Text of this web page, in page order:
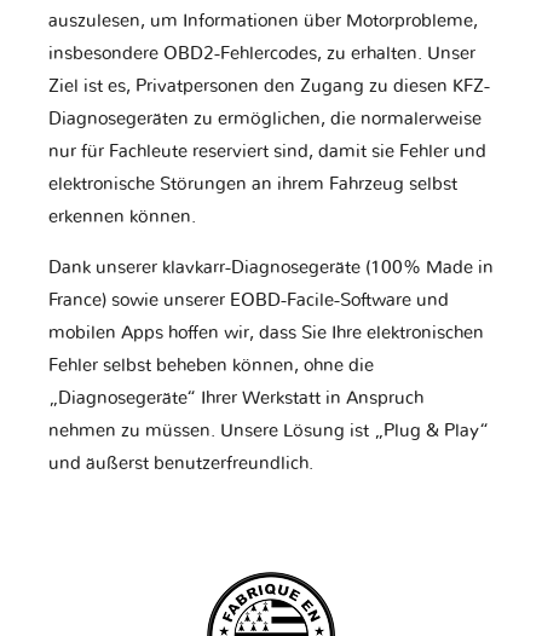
auszulesen, um Informationen über Motorprobleme,
insbesondere OBD2-Fehlercodes, zu erhalten. Unser
Ziel ist es, Privatpersonen den Zugang zu diesen KFZ-
Diagnosegeräten zu ermöglichen, die normalerweise
nur für Fachleute reserviert sind, damit sie Fehler und
elektronische Störungen an ihrem Fahrzeug selbst
erkennen können.
Dank unserer klavkarr-Diagnosegeräte (100% Made in
France) sowie unserer EOBD-Facile-Software und
mobilen Apps hoffen wir, dass Sie Ihre elektronischen
Fehler selbst beheben können, ohne die
„Diagnosegeräte“ Ihrer Werkstatt in Anspruch
nehmen zu müssen. Unsere Lösung ist „Plug & Play“
und äußerst benutzerfreundlich.